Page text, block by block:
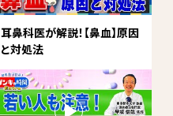
耳鼻科医が解説！【鼻血】原因
と対処法